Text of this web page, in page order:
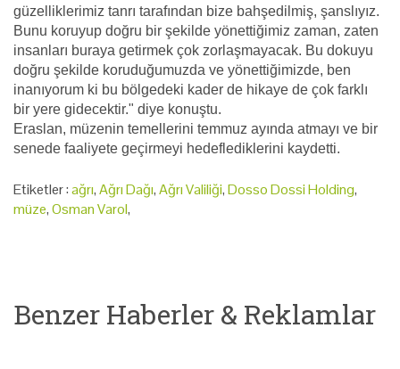
güzelliklerimiz tanrı tarafından bize bahşedilmiş, şanslıyız.
Bunu koruyup doğru bir şekilde yönettiğimiz zaman, zaten
insanları buraya getirmek çok zorlaşmayacak. Bu dokuyu
doğru şekilde koruduğumuzda ve yönettiğimizde, ben
inanıyorum ki bu bölgedeki kader de hikaye de çok farklı
bir yere gidecektir." diye konuştu.
Eraslan, müzenin temellerini temmuz ayında atmayı ve bir
senede faaliyete geçirmeyi hedeflediklerini kaydetti.
Etiketler :ağrı,Ağrı Dağı,Ağrı Valiliği,Dosso Dossi Holding,
müze,Osman Varol,
Benzer Haberler & Reklamlar